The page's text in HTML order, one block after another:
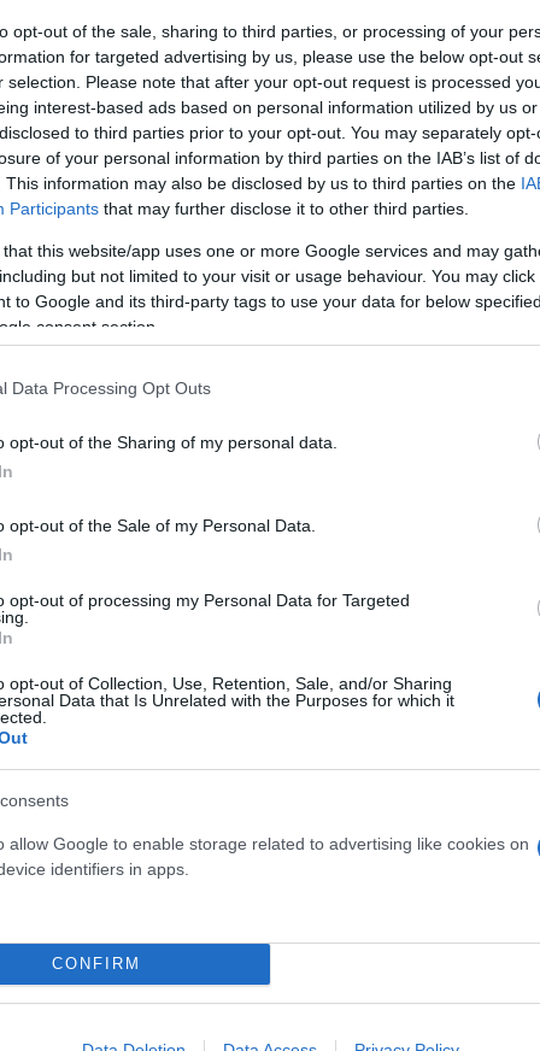
opt-out of the sale, sharing to third parties, or processing of your
for targeted advertising by us, please use the below opt-out
selection. Please note that after your opt-out request is processed
interest-based ads based on personal information utilized by us
to third parties prior to your opt-out. You may separately
of your personal information by third parties on the IAB’s list of
This information may also be disclosed by us to third parties on the
Participants that may further disclose it to other third parties.
that this website/app uses one or more Google services and may
but not limited to your visit or usage behaviour. You may
to Google and its third-party tags to use your data for below
consent section.
Data Processing Opt Outs
opt-out of the Sharing of my personal data.
opt-out of the Sale of my Personal Data.
opt-out of processing my Personal Data for Targeted
opt-out of Collection, Use, Retention, Sale, and/or Sharing
Data that Is Unrelated with the Purposes for which it
allow Google to enable storage related to advertising like cookies on
identifiers in apps.
CONFIRM
σημασία της συνεργασίας δημόσιου και ιδιωτικού
που υλοποιούνται μέσω του Ταμείου
περισσότερα από 90 νέα Τμήματα
τη χώρα.